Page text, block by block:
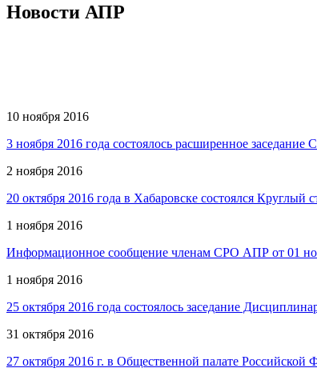
Новости АПР
10 ноября 2016
3 ноября 2016 года состоялось расширенное
2 ноября 2016
20 октября 2016 года в Хабаровске состоялся
1 ноября 2016
Информационное сообщение членам СРО АПР от 01
1 ноября 2016
25 октября 2016 года состоялось заседание
31 октября 2016
27 октября 2016 г. в Общественной палате